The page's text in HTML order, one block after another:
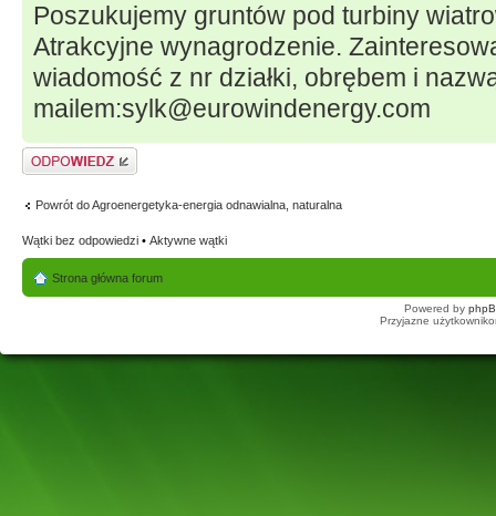
Poszukujemy gruntów pod turbiny
Atrakcyjne wynagrodzenie.
wiadomość z nr działki, obrębem i
mailem:sylk@eurowindenergy.com
Odpowiedz
Powrót do Agroenergetyka-energia odnawialna, naturalna
Wątki bez odpowiedzi • Aktywne wątki
Strona główna forum
Powered by
Przyjazne